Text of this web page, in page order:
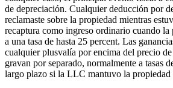
de depreciación. Cualquier deducción por
reclamaste sobre la propiedad mientras
recaptura como ingreso ordinario cuando la
a una tasa de hasta 25 percent. Las
cualquier plusvalía por encima del precio
gravan por separado, normalmente a tasas
largo plazo si la LLC mantuvo la propiedad